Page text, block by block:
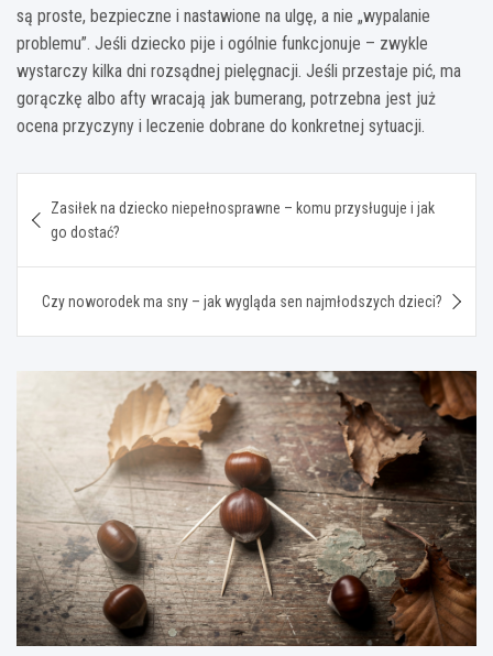
są proste, bezpieczne i nastawione na ulgę, a nie „wypalanie
problemu”. Jeśli dziecko pije i ogólnie funkcjonuje – zwykle
wystarczy kilka dni rozsądnej pielęgnacji. Jeśli przestaje pić, ma
gorączkę albo afty wracają jak bumerang, potrzebna jest już
ocena przyczyny i leczenie dobrane do konkretnej sytuacji.
wpisu
Zasiłek na dziecko niepełnosprawne – komu przysługuje i jak
go dostać?
Czy noworodek ma sny – jak wygląda sen najmłodszych dzieci?